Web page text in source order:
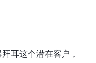
耳这个潜在客户，